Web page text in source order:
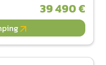
39 490 €